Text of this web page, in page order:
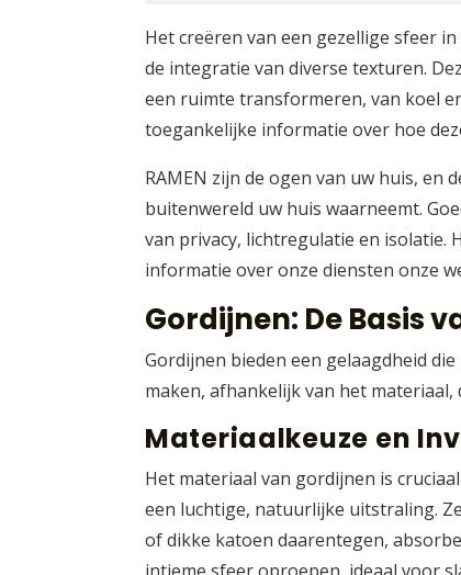
Het creëren van een gezellige sfeer
de integratie van diverse texturen.
een ruimte transformeren, van koel
toegankelijke informatie over hoe
RAMEN zijn de ogen van uw huis, en
buitenwereld uw huis waarneemt.
van privacy, lichtregulatie en isolatie.
informatie over onze diensten onze
Gordijnen: De Basis
Gordijnen bieden een gelaagdheid
maken, afhankelijk van het materiaal,
Materiaalkeuze en
Het materiaal van gordijnen is
een luchtige, natuurlijke uitstraling.
of dikke katoen daarentegen,
intieme sfeer oproepen, ideaal voor